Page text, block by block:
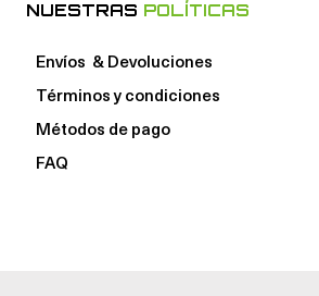
NUESTRAS POLÍTICAS
Envíos & Devoluciones
Términos y condiciones
Métodos de pago
FAQ